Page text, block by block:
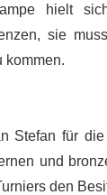
hielt
sie
kommen.
Stefan für
und
den